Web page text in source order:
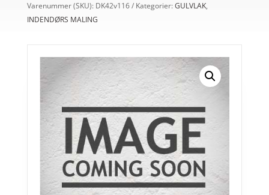
Varenummer (SKU): DK42v116 Kategorier: GULVLAK,
INDENDØRS MALING